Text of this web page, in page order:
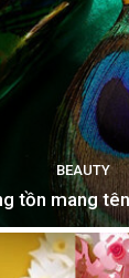
BEAUTY
tồn mang